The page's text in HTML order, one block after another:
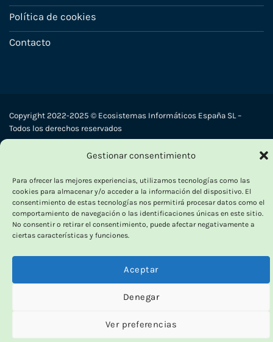
Gestionar consentimiento
Para ofrecer las mejores experiencias, utilizamos tecnologías como las
cookies para almacenar y/o acceder a la información del dispositivo. El
consentimiento de estas tecnologías nos permitirá procesar datos como el
comportamiento de navegación o las identificaciones únicas en este sitio.
No consentir o retirar el consentimiento, puede afectar negativamente a
ciertas características y funciones.
Aceptar
Denegar
Ver preferencias
Política de cookies
Contacto
Copyright 2022-2025 © Ecosistemas Informáticos España SL –
Todos los derechos reservados
On
Delivery